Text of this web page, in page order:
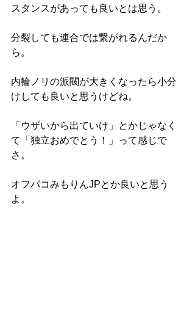
スタンスがあっても良いとは思う。
分裂しても連合では繋がれるんだか
ら。
内輪ノリの派閥が大きくなったら小分
けしても良いと思うけどね。
「ウザいから出ていけ」とかじゃなく
て「独立おめでとう！」って感じで
さ。
オフパコみもりんJPとか良いと思う
よ。